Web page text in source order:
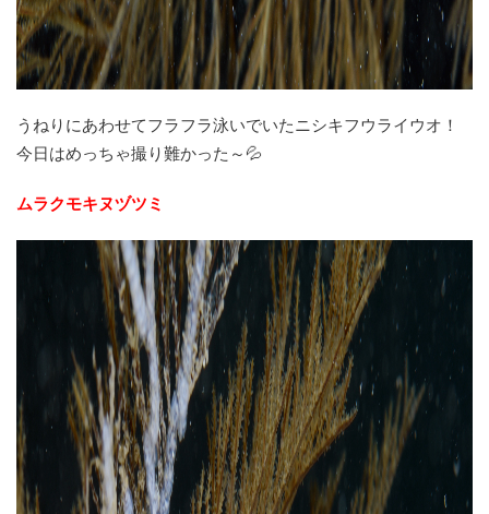
うねりにあわせてフラフラ泳いでいたニシキフウライウオ！
今日はめっちゃ撮り難かった～💦
ムラクモキヌヅツミ